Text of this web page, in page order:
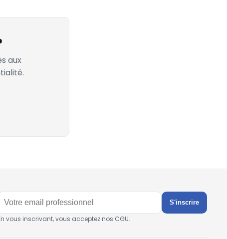
aux
S'inscrire
vous inscrivant, vous acceptez nos CGU.